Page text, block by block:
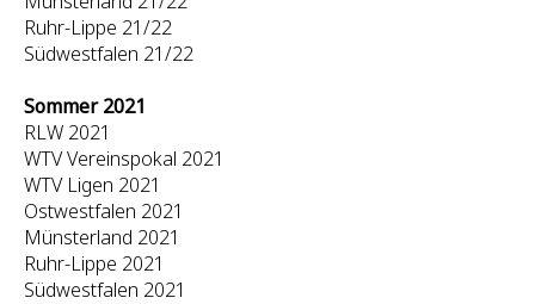
Ruhr-Lippe 21/22
Südwestfalen 21/22
Sommer 2021
RLW 2021
WTV Vereinspokal 2021
WTV Ligen 2021
Ostwestfalen 2021
Münsterland 2021
Ruhr-Lippe 2021
Südwestfalen 2021